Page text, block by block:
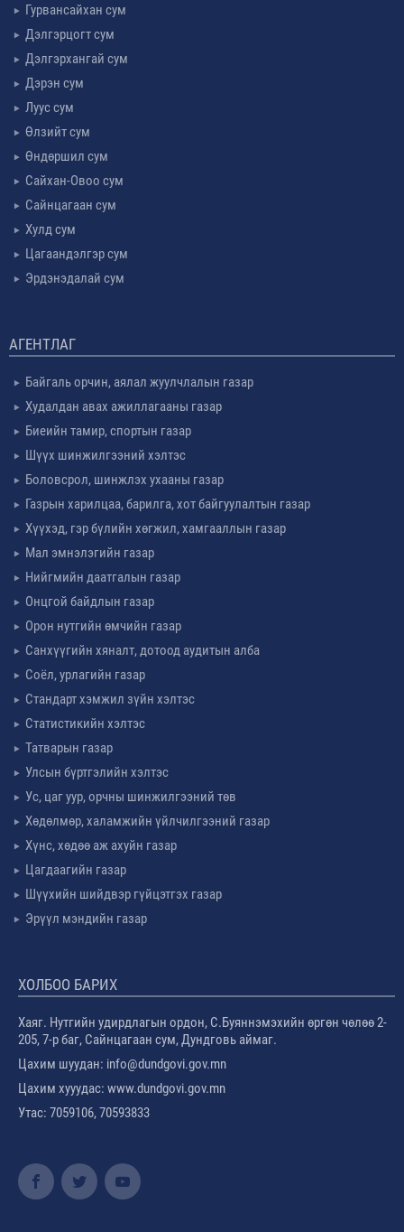
Гурвансайхан сум
Дэлгэрцогт сум
Дэлгэрхангай сум
Дэрэн сум
Луус сум
Өлзийт сум
Өндөршил сум
Сайхан-Овоо сум
Сайнцагаан сум
Хулд сум
Цагаандэлгэр сум
Эрдэнэдалай сум
АГЕНТЛАГ
Байгаль орчин, аялал жуулчлалын газар
Худалдан авах ажиллагааны газар
Биеийн тамир, спортын газар
Шүүх шинжилгээний хэлтэс
Боловсрол, шинжлэх ухааны газар
Газрын харилцаа, барилга, хот байгуулалтын газар
Хүүхэд, гэр бүлийн хөгжил, хамгааллын газар
Мал эмнэлэгийн газар
Нийгмийн даатгалын газар
Онцгой байдлын газар
Орон нутгийн өмчийн газар
Санхүүгийн хяналт, дотоод аудитын алба
Соёл, урлагийн газар
Стандарт хэмжил зүйн хэлтэс
Статистикийн хэлтэс
Татварын газар
Улсын бүртгэлийн хэлтэс
Ус, цаг уур, орчны шинжилгээний төв
Хөдөлмөр, халамжийн үйлчилгээний газар
Хүнс, хөдөө аж ахуйн газар
Цагдаагийн газар
Шүүхийн шийдвэр гүйцэтгэх газар
Эрүүл мэндийн газар
ХОЛБОО БАРИХ
Хаяг. Нутгийн удирдлагын ордон, С.Буяннэмэхийн өргөн чөлөө 2-
205, 7-р баг, Сайнцагаан сум, Дундговь аймаг.
Цахим шуудан: info@dundgovi.gov.mn
Цахим хууудас: www.dundgovi.gov.mn
Утас: 7059106, 70593833